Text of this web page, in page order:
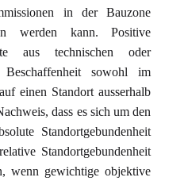
in der Bauzone
werden kann. Positive
aus technischen oder
sowohl im
einen Standort ausserhalb
dass es sich um den
Standortgebundenheit
Standortgebundenheit
wenn gewichtige objektive